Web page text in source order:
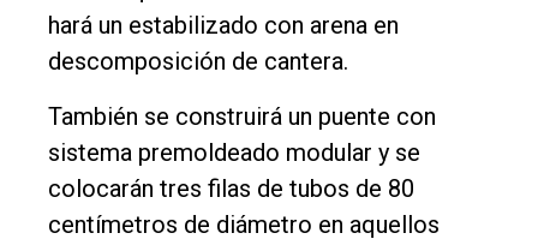
hará un estabilizado con arena en
descomposición de cantera.
También se construirá un puente con
sistema premoldeado modular y se
colocarán tres filas de tubos de 80
centímetros de diámetro en aquellos